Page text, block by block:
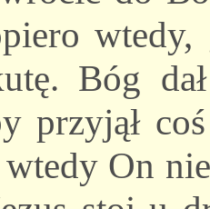
Bóg
przyjął
wtedy On